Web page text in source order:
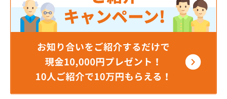
安永米穀販売店
安全プロパン有限会社
安部燃料店
井手燃料店
井上幸男商店
一丁田プロパン
一二三プロパン商事
一木商店